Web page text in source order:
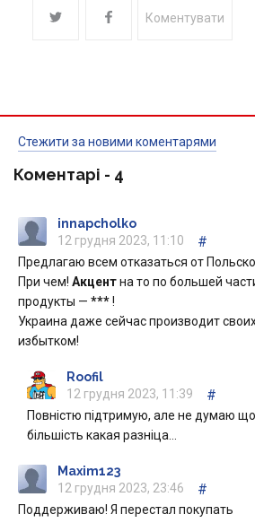
Коментувати
Стежити за новими коментарями
Коментарі - 4
innapcholko
12 грудня 2023, 11:10
#
Предлагаю всем отказаться от
При чем! Акцентна то по большей
продукты — ***!
Украина даже сейчас производит
избытком!
Roofil
12 грудня 2023, 11:39
#
Повністю підтримую, але не думаю
більшість какая разніца…
Maxim123
12 грудня 2023, 23:46
#
Поддерживаю! Я перестал покупать